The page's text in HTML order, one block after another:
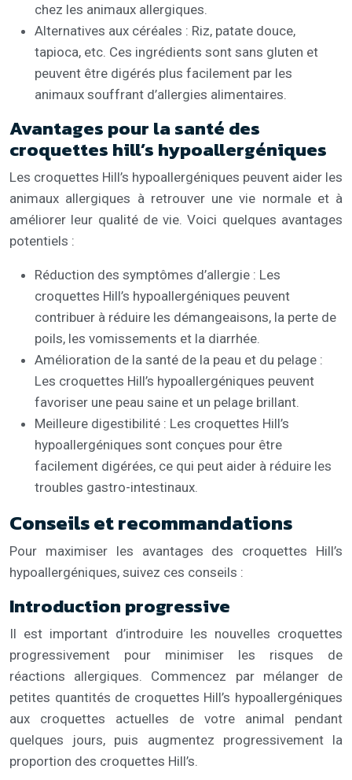
chez les animaux allergiques.
Alternatives aux céréales : Riz, patate douce,
tapioca, etc. Ces ingrédients sont sans gluten et
peuvent être digérés plus facilement par les
animaux souffrant d’allergies alimentaires.
Avantages pour la santé des
croquettes hill’s hypoallergéniques
Les croquettes Hill’s hypoallergéniques peuvent aider les
animaux allergiques à retrouver une vie normale et à
améliorer leur qualité de vie. Voici quelques avantages
potentiels :
Réduction des symptômes d’allergie : Les
croquettes Hill’s hypoallergéniques peuvent
contribuer à réduire les démangeaisons, la perte de
poils, les vomissements et la diarrhée.
Amélioration de la santé de la peau et du pelage :
Les croquettes Hill’s hypoallergéniques peuvent
favoriser une peau saine et un pelage brillant.
Meilleure digestibilité : Les croquettes Hill’s
hypoallergéniques sont conçues pour être
facilement digérées, ce qui peut aider à réduire les
troubles gastro-intestinaux.
Conseils et recommandations
Pour maximiser les avantages des croquettes Hill’s
hypoallergéniques, suivez ces conseils :
Introduction progressive
Il est important d’introduire les nouvelles croquettes
progressivement pour minimiser les risques de
réactions allergiques. Commencez par mélanger de
petites quantités de croquettes Hill’s hypoallergéniques
aux croquettes actuelles de votre animal pendant
quelques jours, puis augmentez progressivement la
proportion des croquettes Hill’s.